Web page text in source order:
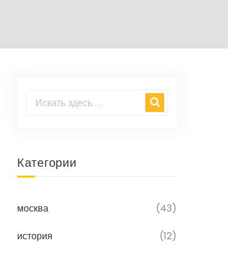
Категории
москва (43)
история (12)